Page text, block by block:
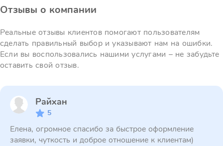
Отзывы о компании
Реальные отзывы клиентов помогают пользователям
сделать правильный выбор и указывают нам на ошибки.
Если вы воспользовались нашими услугами – не забудьте
оставить свой отзыв.
Райхан
5
Елена, огромное спасибо за быстрое оформление
заявки, чуткость и доброе отношение к клиентам)